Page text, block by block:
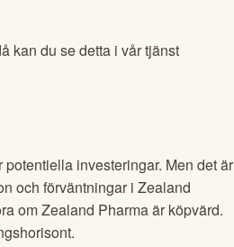
kan du se detta i vår tjänst
investeringar. Men det är
och förväntningar i Zealand
omZealand Pharmaär köpvärd.